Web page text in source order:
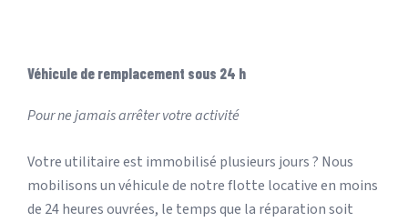
Véhicule de remplacement sous 24 h
Pour ne jamais arrêter votre activité
Votre utilitaire est immobilisé plusieurs jours ? Nous
mobilisons un véhicule de notre flotte locative en moins
de 24 heures ouvrées, le temps que la réparation soit